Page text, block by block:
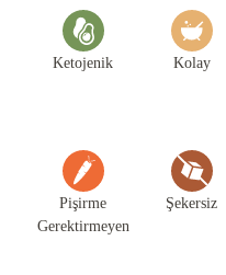
Ketojenik Kolay
Pişirme
Gerektirmeyen
Şekersiz